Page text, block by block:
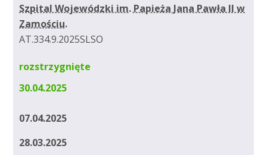
Szpital Wojewódzki im. Papieża Jana Pawła II w
Zamościu.
AT.334.9.2025SLSO
rozstrzygnięte
30.04.2025
07.04.2025
28.03.2025